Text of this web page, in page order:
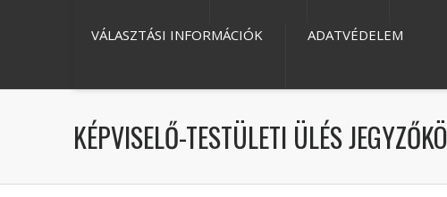
VÁLASZTÁSI INFORMÁCIÓK ADATVÉDELEM
KÉPVISELŐ-TESTÜLETI ÜLÉS